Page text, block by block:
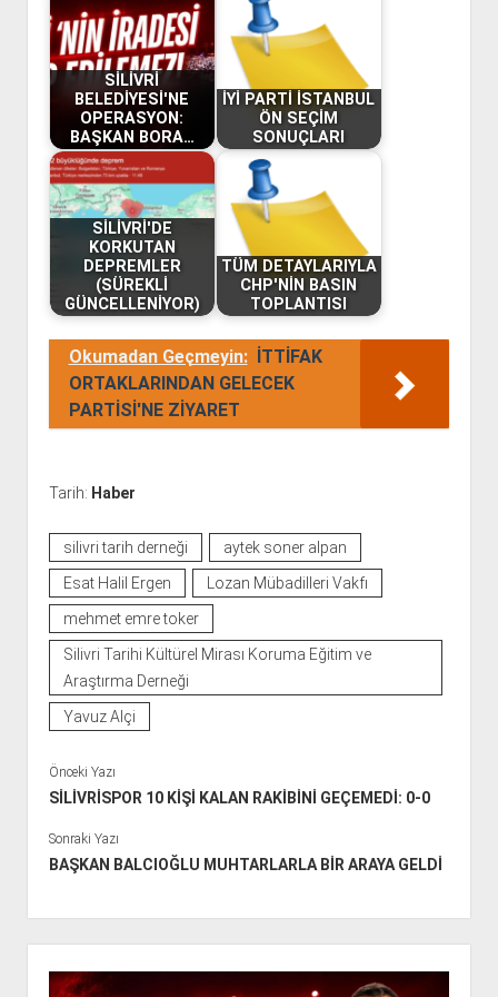
SİLİVRİ
BELEDİYESİ'NE
OPERASYON:
BAŞKAN BORA…
İYİ PARTİ İSTANBUL
ÖN SEÇİM
SONUÇLARI
SİLİVRİ'DE
KORKUTAN
DEPREMLER
(SÜREKLİ
GÜNCELLENİYOR)
TÜM DETAYLARIYLA
CHP'NİN BASIN
TOPLANTISI
Okumadan Geçmeyin: İTTİFAK
ORTAKLARINDAN GELECEK
PARTİSİ'NE ZİYARET
Tarih: Haber
silivri tarih derneği
aytek soner alpan
Esat Halil Ergen
Lozan Mübadilleri Vakfı
mehmet emre toker
Silivri Tarihi Kültürel Mirası Koruma Eğitim ve
Araştırma Derneği
Yavuz Alçi
Önceki Yazı
SİLİVRİSPOR 10 KİŞİ KALAN RAKİBİNİ GEÇEMEDİ: 0-0
Sonraki Yazı
BAŞKAN BALCIOĞLU MUHTARLARLA BİR ARAYA GELDİ